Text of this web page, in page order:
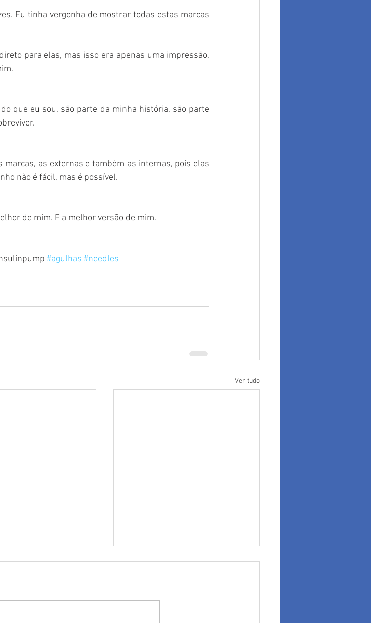
Eu tinha vergonha de mostrar todas estas marcas
para elas, mas isso era apenas uma impressão,
que eu sou, são parte da minha história, são parte
as externas e também as internas, pois elas
não é fácil, mas é possível.
de mim. E a melhor versão de mim.
#agulhas #needles
Ver tudo